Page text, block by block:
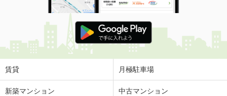
愛知県名古屋市中区新栄２丁目
価 格
5.50万円
住 所
愛知県名古屋市中区新栄２丁目
専有面積
愛知県名古屋市熱田区千代田町
賃貸 月極駐車場
新築マンション 中古マンション